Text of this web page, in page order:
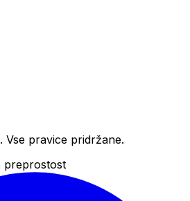
pravice pridržane.
preprostost